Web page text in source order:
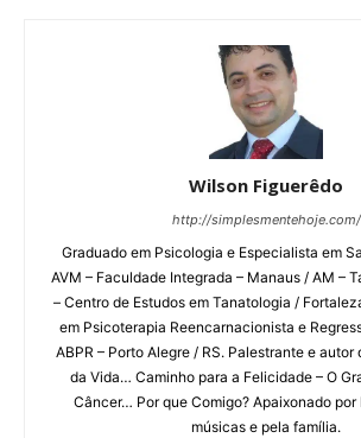
Wilson Figuerêdo
http://simplesmentehoje.com/
Graduado em Psicologia e Especialista em
AVM – Faculdade Integrada – Manaus / AM –
– Centro de Estudos em Tanatologia /
em Psicoterapia Reencarnacionista e
ABPR – Porto Alegre / RS. Palestrante e autor
da Vida… Caminho para a Felicidade – O
Câncer… Por que Comigo? Apaixonado por
músicas e pela família.